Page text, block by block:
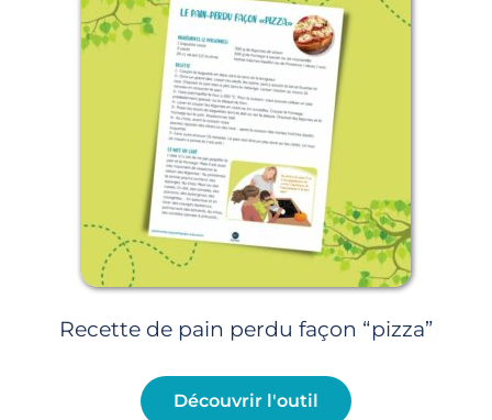
Recette de pain perdu façon “pizza”
Découvrir l'outil